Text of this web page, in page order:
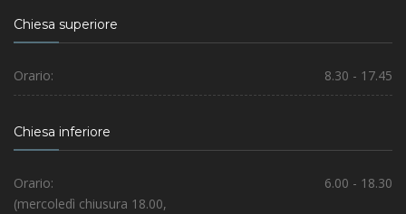
Chiesa superiore
Orario: 8.30 - 17.45
Chiesa inferiore
Orario:
6.00 - 18.30
(mercoledì chiusura 18.00,